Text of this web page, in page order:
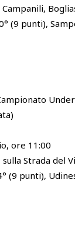
(9 punti),
ore 11:00
Strada del
(9 punti),